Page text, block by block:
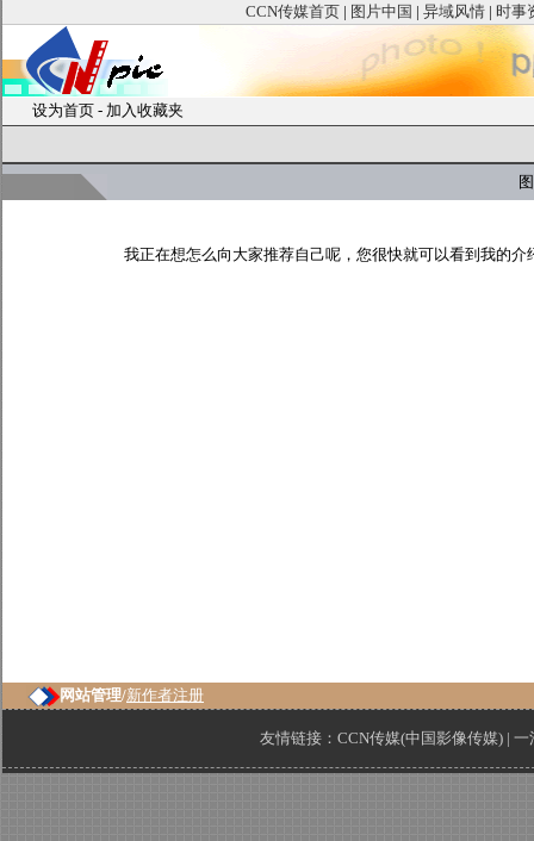
CCN传媒首页 | 图片中国 | 异域风情 | 时事
设为首页 - 加入收藏夹
图
我正在想怎么向大家推荐自己呢，您很快就可以看到我的介
网站管理/新作者注册
友情链接： CCN传媒(中国影像传媒) | 一